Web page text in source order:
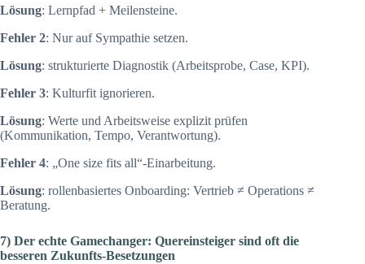
Lösung: Lernpfad + Meilensteine.
Fehler 2: Nur auf Sympathie setzen.
Lösung: strukturierte Diagnostik (Arbeitsprobe, Case, KPI).
Fehler 3: Kulturfit ignorieren.
Lösung: Werte und Arbeitsweise explizit prüfen
(Kommunikation, Tempo, Verantwortung).
Fehler 4: „One size fits all“-Einarbeitung.
Lösung: rollenbasiertes Onboarding: Vertrieb ≠ Operations ≠
Beratung.
7) Der echte Gamechanger: Quereinsteiger sind oft die
besseren Zukunfts-Besetzungen